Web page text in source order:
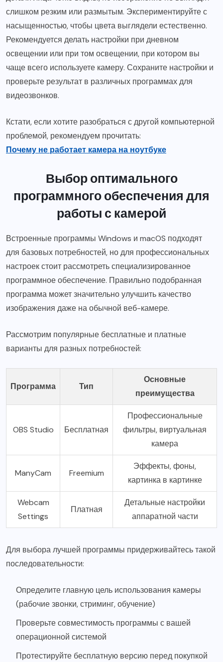
слишком резким или размытым. Экспериментируйте с
насыщенностью, чтобы цвета выглядели естественно.
Рекомендуется делать настройки при дневном
освещении или при том освещении, при котором вы
чаще всего используете камеру. Сохраните настройки и
проверьте результат в различных программах для
видеозвонков.
Кстати, если хотите разобраться с другой компьютерной
проблемой, рекомендуем прочитать:
Почему не работает камера на ноутбуке
Выбор оптимального
программного обеспечения для
работы с камерой
Встроенные программы Windows и macOS подходят
для базовых потребностей, но для профессиональных
настроек стоит рассмотреть специализированное
программное обеспечение. Правильно подобранная
программа может значительно улучшить качество
изображения даже на обычной веб-камере.
Рассмотрим популярные бесплатные и платные
варианты для разных потребностей:
Программа Тип
Основные
преимущества
OBS Studio Бесплатная
Профессиональные
фильтры, виртуальная
камера
ManyCam Freemium
Эффекты, фоны,
картинка в картинке
Webcam
Settings
Платная
Детальные настройки
аппаратной части
Для выбора лучшей программы придерживайтесь такой
последовательности:
Определите главную цель использования камеры
(рабочие звонки, стриминг, обучение)
Проверьте совместимость программы с вашей
операционной системой
Протестируйте бесплатную версию перед покупкой